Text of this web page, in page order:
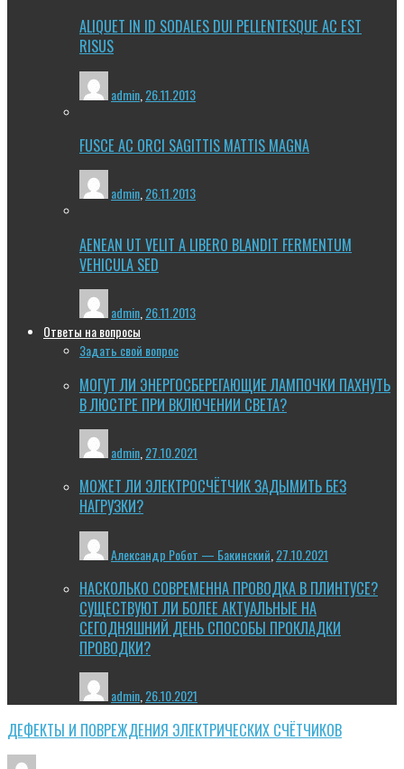
ALIQUET IN ID SODALES DUI PELLENTESQUE AC EST
RISUS
admin 26.11.2013
FUSCE AC ORCI SAGITTIS MATTIS MAGNA
admin,26.11.2013
AENEAN UT VELIT A LIBERO BLANDIT FERMENTUM
VEHICULA SED
admin 26.11.2013
Ответы на вопросы
Задать свой вопрос
МОГУТ ЛИ ЭНЕРГОСБЕРЕГАЮЩИЕ ЛАМПОЧКИ ПАХНУТЬ
В ЛЮСТРЕ ПРИ ВКЛЮЧЕНИИ СВЕТА?
admin 27.10.2021
МОЖЕТ ЛИ ЭЛЕКТРОСЧЁТЧИК ЗАДЫМИТЬ БЕЗ
НАГРУЗКИ?
Александр Робот — Бакинский 27.10.2021
НАСКОЛЬКО СОВРЕМЕННА ПРОВОДКА В ПЛИНТУСЕ?
СУЩЕСТВУЮТ ЛИ БОЛЕЕ АКТУАЛЬНЫЕ НА
СЕГОДНЯШНИЙ ДЕНЬ СПОСОБЫ ПРОКЛАДКИ
ПРОВОДКИ?
admin,26.10.2021
ДЕФЕКТЫ И ПОВРЕЖДЕНИЯ ЭЛЕКТРИЧЕСКИХ СЧЁТЧИКОВ